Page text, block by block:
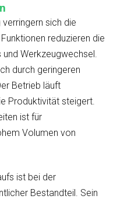
sich die
reduzieren die
Werkzeugwechsel.
durch geringeren
Betrieb läuft
Produktivität steigert.
ist für
Volumen von
ist bei der
Bestandteil. Sein